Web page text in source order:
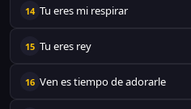
14 Tu eres mi respirar
15 Tu eres rey
16 Ven es tiempo de adorarle